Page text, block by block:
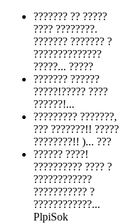
??????? ?? ?????
???? ????????.
??????? ??????? ?
??????????????
?????... ?????
??????? ??????
?????!????? ????
??????!...
????????? ???????,
??? ???????!! ?????
????????!! )... ???
?????? ????!
?????????? ???? ?
????????????
??????????? ?
????????????...
PlpiSok